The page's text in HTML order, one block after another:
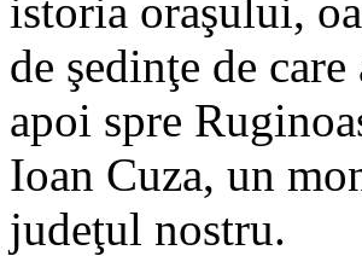
istoria oraşului,
de şedinţe de
apoi spre
Ioan Cuza, un
judeţul nostru.